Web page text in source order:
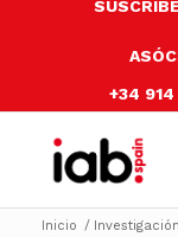
+34
Inicio / Investigación